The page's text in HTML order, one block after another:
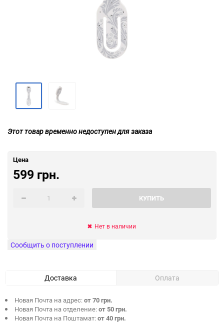
Этот товар временно недоступен для заказа
Цена
599 грн.
КУПИТЬ
Нет в наличии
Сообщить о поступлении
Доставка Оплата
Новая Почта на адрес:от 70 грн.
Новая Почта на отделение:от 50 грн.
Новая Почта на Поштамат:от 40 грн.